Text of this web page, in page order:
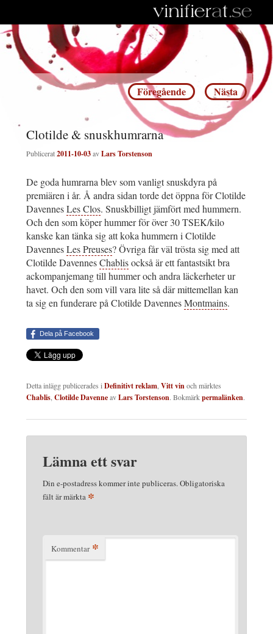
Inläggsnavigering
Föregående Nästa
Clotilde & snuskhumrarna
Publicerat2011-10-03avLars Torstenson
De goda humrarna blev som vanligt snuskdyra på
premiären i år. Å andra sidan torde det öppna för Clotilde
DavennesLes Clos. Snuskbilligt jämfört med hummern.
Och den som köper hummer för över 30 TSEK/kilo
kanske kan tänka sig att koka hummern i Clotilde
DavennesLes Preuses? Övriga får väl trösta sig med att
Clotilde DavennesChablisockså är ett fantastsikt bra
ackompanjemang till hummer och andra läckerheter ur
havet. Och den som vill vara lite så där mittemellan kan
ta sig en funderare på Clotilde DavennesMontmains.
Dela på Facebook
Detta inlägg publicerades iDefinitivt reklam,Vitt vinoch märktes
Chablis,Clotilde DavenneavLars Torstenson. Bokmärkpermalänken.
Lämna ett svar
Din e-postadress kommer inte publiceras.Obligatoriska
fält är märkta *
Kommentar *